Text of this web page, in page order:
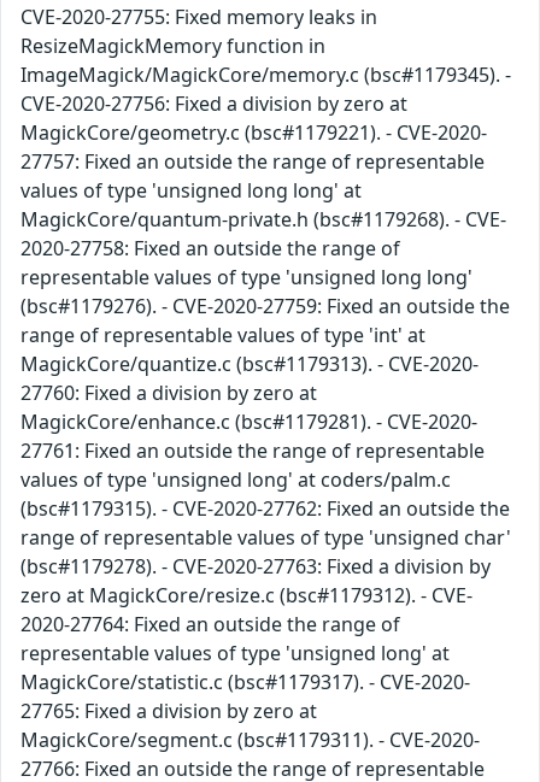
CVE-2020-27755: Fixed memory leaks in
ResizeMagickMemory function in
ImageMagick/MagickCore/memory.c (bsc#1179345). -
CVE-2020-27756: Fixed a division by zero at
MagickCore/geometry.c (bsc#1179221). - CVE-2020-
27757: Fixed an outside the range of representable
values of type 'unsigned long long' at
MagickCore/quantum-private.h (bsc#1179268). - CVE-
2020-27758: Fixed an outside the range of
representable values of type 'unsigned long long'
(bsc#1179276). - CVE-2020-27759: Fixed an outside the
range of representable values of type 'int' at
MagickCore/quantize.c (bsc#1179313). - CVE-2020-
27760: Fixed a division by zero at
MagickCore/enhance.c (bsc#1179281). - CVE-2020-
27761: Fixed an outside the range of representable
values of type 'unsigned long' at coders/palm.c
(bsc#1179315). - CVE-2020-27762: Fixed an outside the
range of representable values of type 'unsigned char'
(bsc#1179278). - CVE-2020-27763: Fixed a division by
zero at MagickCore/resize.c (bsc#1179312). - CVE-
2020-27764: Fixed an outside the range of
representable values of type 'unsigned long' at
MagickCore/statistic.c (bsc#1179317). - CVE-2020-
27765: Fixed a division by zero at
MagickCore/segment.c (bsc#1179311). - CVE-2020-
27766: Fixed an outside the range of representable